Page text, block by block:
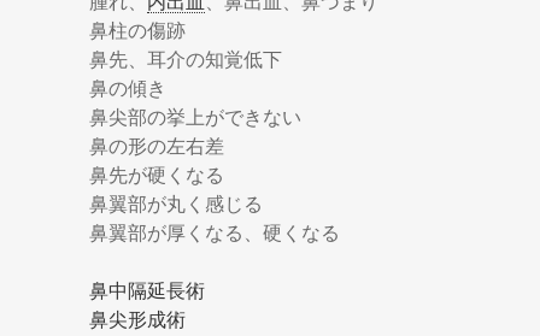
鼻柱の傷跡
鼻先、耳介の知覚低下
鼻の傾き
鼻尖部の挙上ができない
鼻の形の左右差
鼻先が硬くなる
鼻翼部が丸く感じる
鼻翼部が厚くなる、硬くなる
鼻中隔延長術
鼻尖形成術